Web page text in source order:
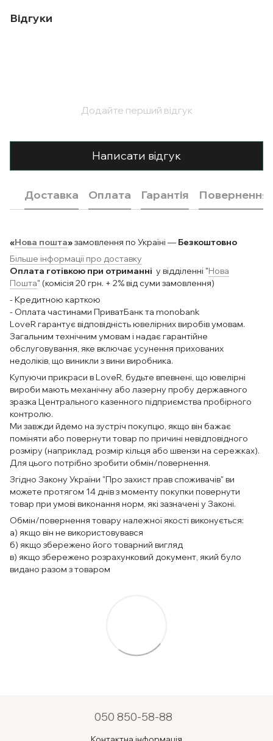
Відгуки
Додайте перший відгук
Написати відгук
Доставка Оплата Гарантія Повернення
«Нова пошта»замовлення по Україні — Безкоштовно
Більше інформації про доставку
Оплата готівкою при отриманні у відділенні "Нова
Пошта" (комісія 20 грн. + 2% від суми замовлення)
- Кредитною карткою
- Оплата частинами ПриватБанк та monobank
LoveR гарантує відповідність ювелірних виробів умовам.
Загальним технічним умовам і надає гарантійне
обслуговування, яке включає усунення прихованих
недоліків, що виникли з вини виробника.
Купуючи прикраси в LoveR, будьте впевнені, що ювелірні
вироби мають механічну або лазерну пробу державного
зразка Центрального казенного підприємства пробірного
контролю.
Ми завжди йдемо на зустріч покупцю, якщо він бажає
поміняти або повернути товар по причині невідповідного
розміру (наприклад, розмір кільця або швензи на сережках).
Для цього потрібно зробити обмін/повернення.
Згідно Закону України "Про захист прав споживачів" ви
можете протягом 14 днів з моменту покупки повернути
товар при умові виконання норм, які зазначені у Законі.
Обмін/повернення товару належної якості виконується:
а) якщо він не використовувався
б) якщо збережено його товарний вигляд
в) якщо збережено розрахунковий документ, який було
видано разом з товаром
050 850-58-88